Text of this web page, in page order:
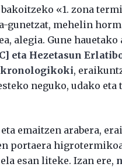
«1. zona
mehelin
alegia. Gune
eta Hezetasun
kronologikoki,
neguko, udako
emaitzen arabera,
portaera
esan liteke. Izan ere,